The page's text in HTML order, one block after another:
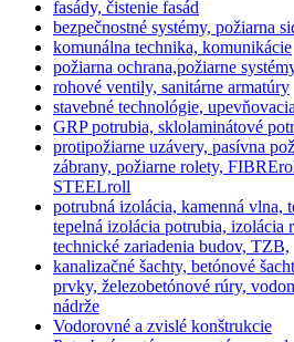
fasády, čistenie fasád
bezpečnostné systémy, požiarna
komunálna technika, komunikácie
požiarna ochrana,požiarne
rohové ventily, sanitárne armatúry
stavebné technológie,
GRP potrubia, sklolaminátové
protipožiarne uzávery, pasívna
zábrany, požiarne rolety,
STEELroll
potrubná izolácia, kamenná vlna,
tepelná izolácia potrubia, izolácia
technické zariadenia budov, TZB,
kanalizačné šachty, betónové
prvky, železobetónové rúry,
nádrže
Vodorovné a zvislé konštrukcie